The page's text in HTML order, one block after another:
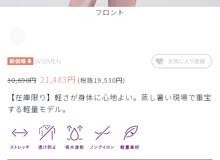
フロント
WOMEN
30,690円 21,483円 (税抜19,530円)
【在庫限り】軽さが身体に心地よい。蒸し暑い現場で重宝
する軽量モデル。